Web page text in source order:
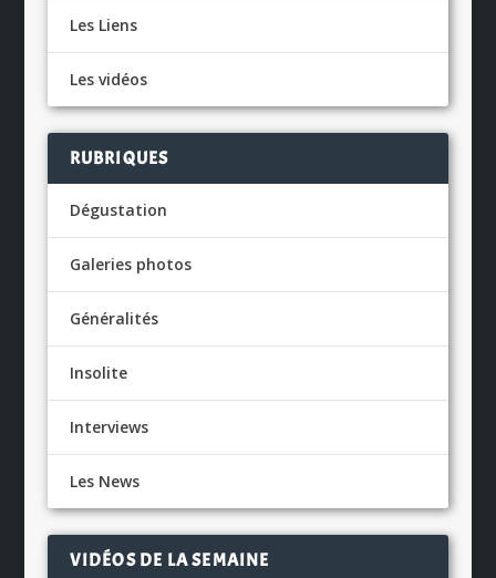
Les Liens
Les vidéos
RUBRIQUES
Dégustation
Galeries photos
Généralités
Insolite
Interviews
Les News
VIDÉOS DE LA SEMAINE